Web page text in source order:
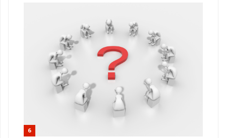
6